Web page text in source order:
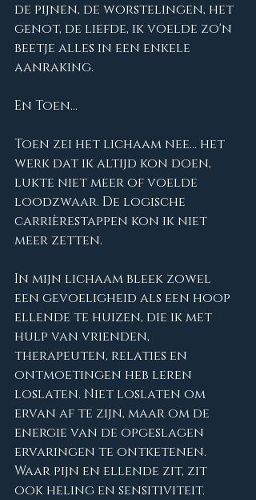
de pijnen, de worstelingen, het
genot, de liefde, ik voelde zo'n
beetje alles in een enkele
aanraking.
En Toen...
Toen zei het lichaam nee... het
werk dat ik altijd kon doen,
lukte niet meer of voelde
loodzwaar. De logische
carrièrestappen kon ik niet
meer zetten.
In mijn lichaam bleek zowel
een gevoeligheid als een hoop
ellende te huizen, die ik met
hulp van vrienden,
therapeuten, relaties en
ontmoetingen heb leren
loslaten. Niet loslaten om
ervan af te zijn, maar om de
energie van de opgeslagen
ervaringen te ontketenen.
Waar pijn en ellende zit, zit
ook heling en sensitiviteit.